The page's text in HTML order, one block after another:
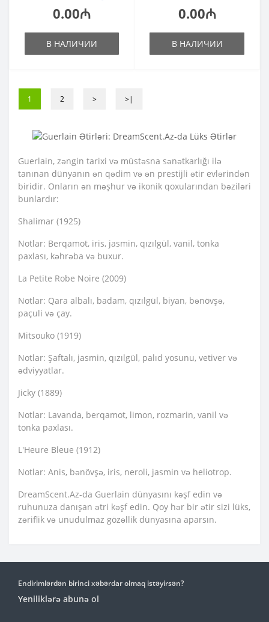
0.00₼
В НАЛИЧИИ
0.00₼
В НАЛИЧИИ
1 2 > >|
Guerlain, zəngin tarixi və müstəsna sənətkarlığı ilə
tanınan dünyanın ən qədim və ən prestijli ətir evlərindən
biridir. Onların ən məşhur və ikonik qoxularından bəziləri
bunlardır:
Shalimar (1925)
Notlar: Berqamot, iris, jasmin, qızılgül, vanil, tonka
paxlası, kəhrəba və buxur.
La Petite Robe Noire (2009)
Notlar: Qara albalı, badam, qızılgül, biyan, bənövşə,
paçuli və çay.
Mitsouko (1919)
Notlar: Şaftalı, jasmin, qızılgül, palıd yosunu, vetiver və
ədviyyatlar.
Jicky (1889)
Notlar: Lavanda, berqamot, limon, rozmarin, vanil və
tonka paxlası.
L'Heure Bleue (1912)
Notlar: Anis, bənövşə, iris, neroli, jasmin və heliotrop.
DreamScent.Az-da Guerlain dünyasını kəşf edin və
ruhunuza danışan ətri kəşf edin. Qoy hər bir ətir sizi lüks,
zəriflik və unudulmaz gözəllik dünyasına aparsın.
Endirimlərdən birinci xəbərdar olmaq istəyirsən?
Yeniliklərə abunə ol